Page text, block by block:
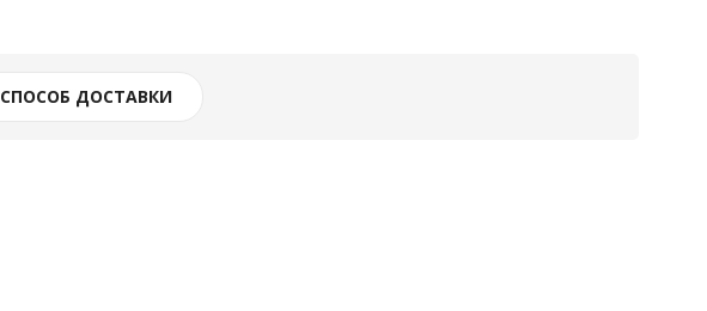
СПОСОБ ДОСТАВКИ